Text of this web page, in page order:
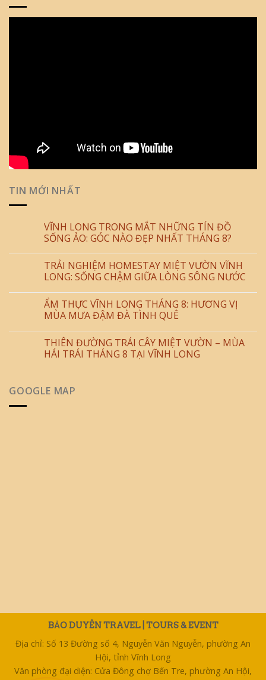
TIN MỚI NHẤT
VĨNH LONG TRONG MẮT NHỮNG TÍN ĐỒ
SỐNG ẢO: GÓC NÀO ĐẸP NHẤT THÁNG 8?
TRẢI NGHIỆM HOMESTAY MIỆT VƯỜN VĨNH
LONG: SỐNG CHẬM GIỮA LÒNG SÔNG NƯỚC
ẨM THỰC VĨNH LONG THÁNG 8: HƯƠNG VỊ
MÙA MƯA ĐẬM ĐÀ TÌNH QUÊ
THIÊN ĐƯỜNG TRÁI CÂY MIỆT VƯỜN – MÙA
HÁI TRÁI THÁNG 8 TẠI VĨNH LONG
GOOGLE MAP
BẢO DUYÊN TRAVEL | TOURS & EVENT
Địa chỉ: Số 13 Đường số 4, Nguyễn Văn Nguyễn, phường An
Hội, tỉnh Vĩnh Long
Văn phòng đại diện: Cửa Đông chợ Bến Tre, phường An Hội,